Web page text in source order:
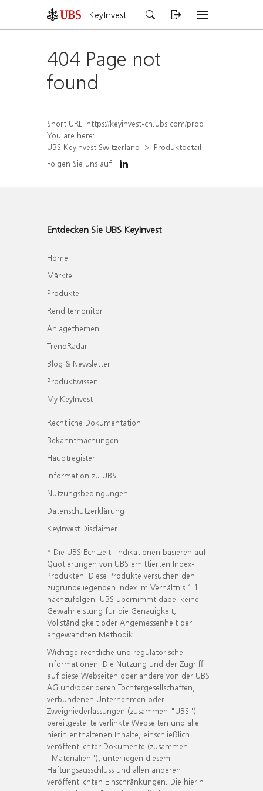
KeyInvest
404 Page not
found
Short URL: https://keyinvest-ch.ubs.com/produkt/detail/index/isin/CH1578404670
You are here:
UBS KeyInvest Switzerland
Produktdetail
Folgen Sie uns auf
Entdecken Sie UBS KeyInvest
Home
Märkte
Produkte
Renditemonitor
Anlagethemen
TrendRadar
Blog & Newsletter
Produktwissen
My KeyInvest
Rechtliche Dokumentation
Bekanntmachungen
Hauptregister
Information zu UBS
Nutzungsbedingungen
Datenschutzerklärung
KeyInvest Disclaimer
* Die UBS Echtzeit- Indikationen basieren auf
Quotierungen von UBS emittierten Index-
Produkten. Diese Produkte versuchen den
zugrundeliegenden Index im Verhältnis 1:1
nachzufolgen. UBS übernimmt dabei keine
Gewährleistung für die Genauigkeit,
Vollständigkeit oder Angemessenheit der
angewandten Methodik.
Wichtige rechtliche und regulatorische
Informationen. Die Nutzung und der Zugriff
auf diese Webseiten oder andere von der UBS
AG und/oder deren Tochtergesellschaften,
verbundenen Unternehmen oder
Zweigniederlassungen (zusammen "UBS")
bereitgestellte verlinkte Webseiten und alle
hierin enthaltenen Inhalte, einschließlich
veröffentlichter Dokumente (zusammen
"Materialien"), unterliegen diesem
Haftungsausschluss und allen anderen
veröffentlichten Einschränkungen. Die hierin